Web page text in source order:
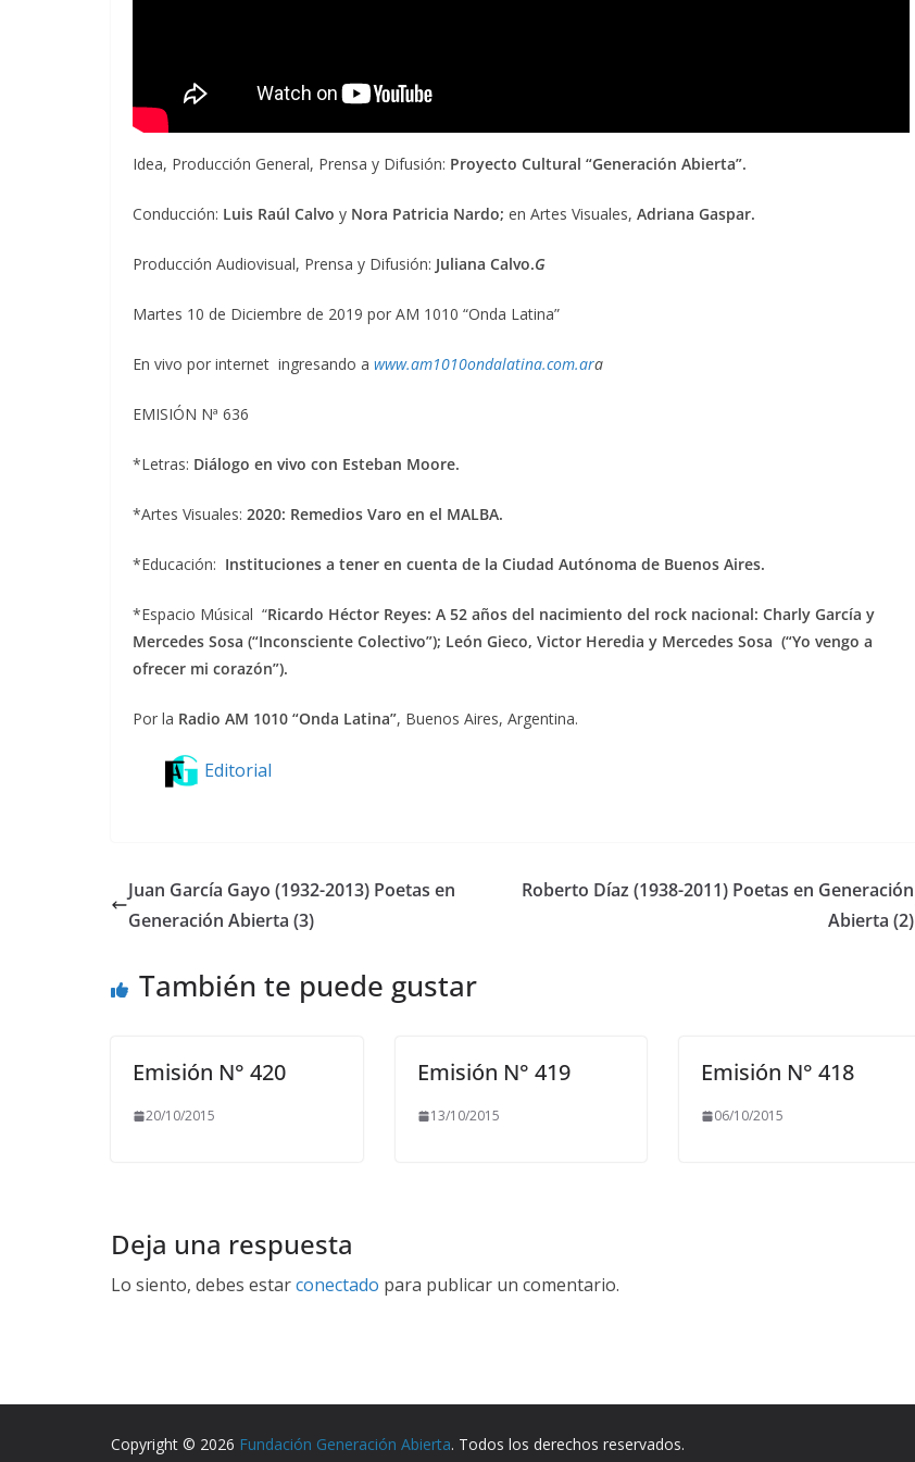
Idea, Producción General, Prensa y Difusión: Proyecto Cultural “Generación Abierta”.
Conducción: Luis Raúl Calvo y Nora Patricia Nardo; en Artes Visuales, Adriana Gaspar.
Producción Audiovisual, Prensa y Difusión: Juliana Calvo.G
Martes 10 de Diciembre de 2019 por AM 1010 “Onda Latina”
En vivo por internet ingresando a www.am1010ondalatina.com.ara
EMISIÓN Nª 636
*Letras: Diálogo en vivo con Esteban Moore.
*Artes Visuales: 2020: Remedios Varo en el MALBA.
*Educación: Instituciones a tener en cuenta de la Ciudad Autónoma de Buenos Aires.
*Espacio Músical “Ricardo Héctor Reyes: A 52 años del nacimiento del rock nacional: Charly García y
Mercedes Sosa (“Inconsciente Colectivo”); León Gieco, Victor Heredia y Mercedes Sosa (“Yo vengo a
ofrecer mi corazón”).
Por la Radio AM 1010 “Onda Latina”, Buenos Aires, Argentina.
Editorial
Juan García Gayo (1932-2013) Poetas en
Generación Abierta (3)
Roberto Díaz (1938-2011) Poetas en Generación
Abierta (2)
También te puede gustar
Emisión N° 420
20/10/2015
Emisión N° 419
13/10/2015
Emisión N° 418
06/10/2015
Deja una respuesta
Lo siento, debes estarconectado para publicar un comentario.
Copyright © 2026 Fundación Generación Abierta. Todos los derechos reservados.